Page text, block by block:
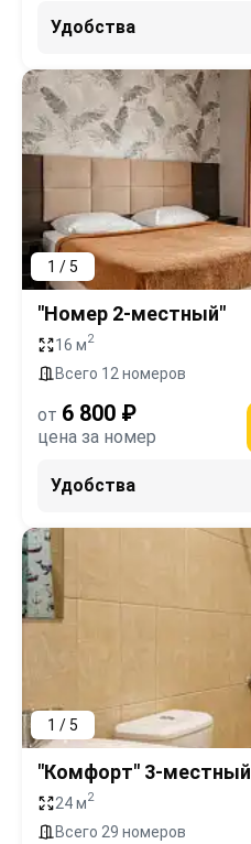
Удобства
1 / 5
"Номер 2-местный"
16 м2
Всего 12 номеров
от 6 800 ₽
цена за номер
Удобства
1 / 5
"Комфорт" 3-местный
24 м2
Всего 29 номеров